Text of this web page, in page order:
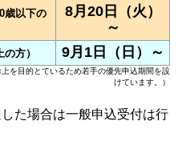
歳以下の
8月20日（火）
～
の方） 9月1日（日）～
を目的とているため若手の優先申込期間を設
けています。）
た場合は一般申込受付は行